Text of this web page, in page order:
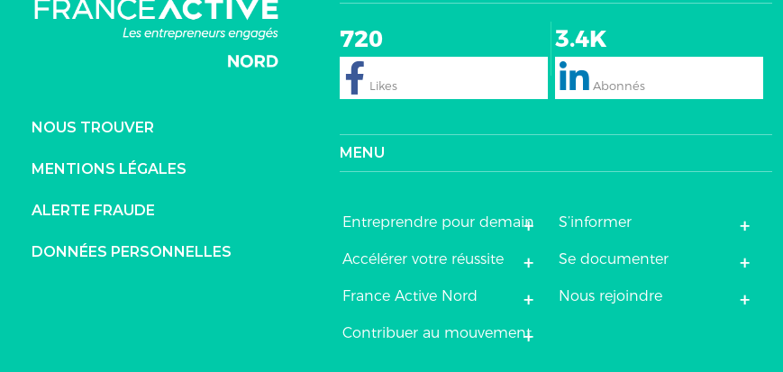
NOUS TROUVER
MENTIONS LÉGALES
ALERTE FRAUDE
DONNÉES PERSONNELLES
720 3.4K
MENU
+
Entreprendre pour demain
+
Accélérer votre réussite
+
France Active Nord
+
Contribuer au mouvement
+
S’informer
+
Se documenter
+
Nous rejoindre